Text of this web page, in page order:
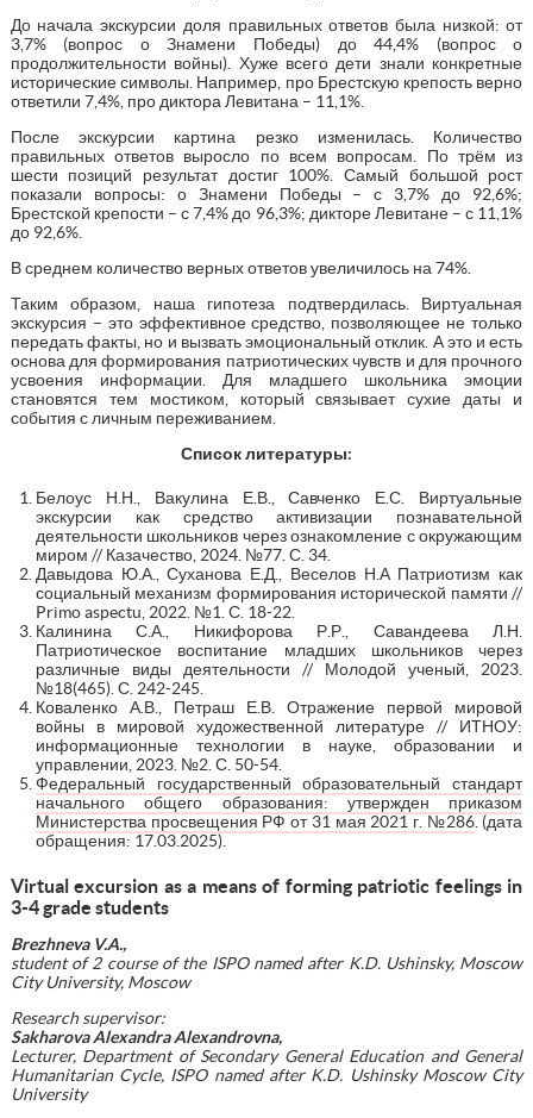
До начала экскурсии доля правильных ответов была низкой: от
3,7% (вопрос о Знамени Победы) до 44,4% (вопрос о
продолжительности войны). Хуже всего дети знали конкретные
исторические символы. Например, про Брестскую крепость верно
ответили 7,4%, про диктора Левитана – 11,1%.
После экскурсии картина резко изменилась. Количество
правильных ответов выросло по всем вопросам. По трём из
шести позиций результат достиг 100%. Самый большой рост
показали вопросы: о Знамени Победы – с 3,7% до 92,6%;
Брестской крепости – с 7,4% до 96,3%; дикторе Левитане – с 11,1%
до 92,6%.
В среднем количество верных ответов увеличилось на 74%.
Таким образом, наша гипотеза подтвердилась. Виртуальная
экскурсия – это эффективное средство, позволяющее не только
передать факты, но и вызвать эмоциональный отклик. А это и есть
основа для формирования патриотических чувств и для прочного
усвоения информации. Для младшего школьника эмоции
становятся тем мостиком, который связывает сухие даты и
события с личным переживанием.
Список литературы:
Белоус Н.Н., Вакулина Е.В., Савченко Е.С. Виртуальные
экскурсии как средство активизации познавательной
деятельности школьников через ознакомление с окружающим
миром // Казачество, 2024. №77. С. 34.
Давыдова Ю.А., Суханова Е.Д., Веселов Н.А Патриотизм как
социальный механизм формирования исторической памяти //
Primo aspectu, 2022. №1. С. 18-22.
Калинина С.А., Никифорова Р.Р., Савандеева Л.Н.
Патриотическое воспитание младших школьников через
различные виды деятельности // Молодой ученый, 2023.
№18(465). С. 242-245.
Коваленко А.В., Петраш Е.В. Отражение первой мировой
войны в мировой художественной литературе // ИТНОУ:
информационные технологии в науке, образовании и
управлении, 2023. №2. С. 50-54.
Федеральный государственный образовательный стандарт
начального общего образования: утвержден приказом
Министерства просвещения РФ от 31 мая 2021 г. №286. (дата
обращения: 17.03.2025).
Virtual excursion as a means of forming patriotic feelings in
3-4 grade students
Brezhneva V.A.,
student of 2 course of the ISPO named after K.D. Ushinsky, Moscow
City University, Moscow
Research supervisor:
Sakharova Alexandra Alexandrovna,
Lecturer, Department of Secondary General Education and General
Humanitarian Cycle, ISPO named after K.D. Ushinsky Moscow City
University